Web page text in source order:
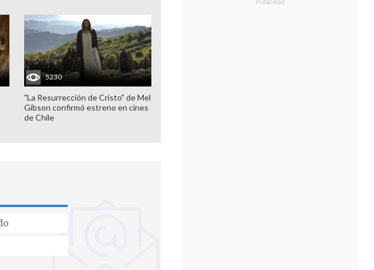
5230
"La Resurrección de Cristo" de Mel
Gibson confirmó estreno en cines
de Chile